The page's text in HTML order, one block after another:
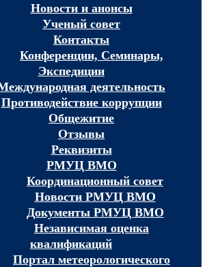
Новости и анонсы
Ученый совет
Контакты
Конференции, Семинары,
Экспедиции
деятельность
Противодействие коррупции
Общежитие
Отзывы
Реквизиты
РМУЦ ВМО
Координационный совет
Новости РМУЦ ВМО
Документы РМУЦ ВМО
Независимая оценка
квалификаций
Портал метеорологического